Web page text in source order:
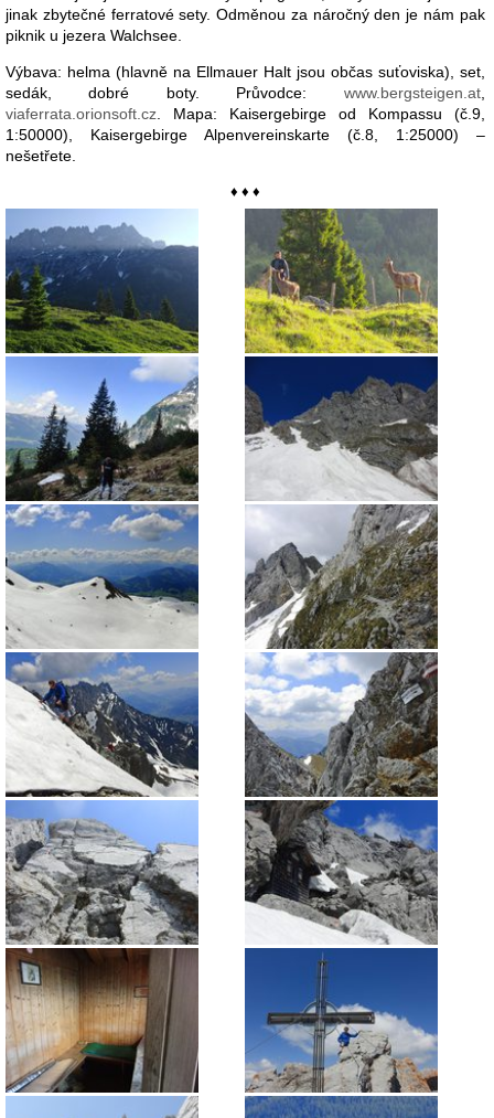
jinak zbytečné ferratové sety. Odměnou za náročný den je nám pak
piknik u jezera Walchsee.
Výbava: helma (hlavně na Ellmauer Halt jsou občas suťoviska), set,
sedák, dobré boty. Průvodce: www.bergsteigen.at,
viaferrata.orionsoft.cz. Mapa: Kaisergebirge od Kompassu (č.9,
1:50000), Kaisergebirge Alpenvereinskarte (č.8, 1:25000) –
nešetřete.
♦ ♦ ♦